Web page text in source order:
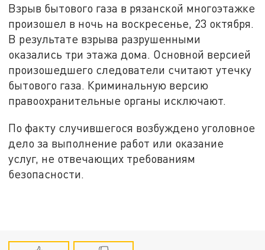
Взрыв бытового газа в рязанской многоэтажке
произошел в ночь на воскресенье, 23 октября.
В результате взрыва разрушенными
оказались три этажа дома. Основной версией
произошедшего следователи считают утечку
бытового газа. Криминальную версию
правоохранительные органы исключают.
По факту случившегося возбуждено уголовное
дело за выполнение работ или оказание
услуг, не отвечающих требованиям
безопасности.